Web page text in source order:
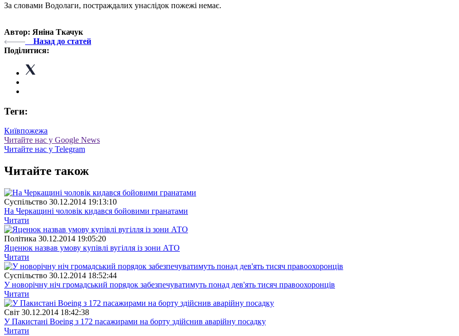
За словами Водолаги, постраждалих унаслідок пожежі немає.
Автор: Яніна Ткачук
Назад до статей
Поділитися:
Теги:
Київпожежа
Читайте нас у Google News
Читайте нас у Telegram
Читайте також
Суспiльство 30.12.2014 19:13:10
На Черкащині чоловік кидався бойовими гранатами
Читати
Полiтика 30.12.2014 19:05:20
Яценюк назвав умову купівлі вугілля із зони АТО
Читати
Суспiльство 30.12.2014 18:52:44
У новорічну ніч громадський порядок забезпечуватимуть понад дев'ять тисяч правоохоронців
Читати
Свiт 30.12.2014 18:42:38
У Пакистані Boeing з 172 пасажирами на борту здійснив аварійну посадку
Читати